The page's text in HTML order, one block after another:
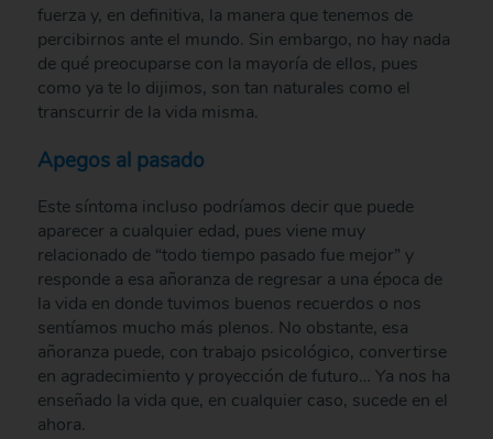
fuerza y, en definitiva, la manera que tenemos de
percibirnos ante el mundo. Sin embargo, no hay nada
de qué preocuparse con la mayoría de ellos, pues
como ya te lo dijimos, son tan naturales como el
transcurrir de la vida misma.
Apegos al pasado
Este síntoma incluso podríamos decir que puede
aparecer a cualquier edad, pues viene muy
relacionado de “todo tiempo pasado fue mejor” y
responde a esa añoranza de regresar a una época de
la vida en donde tuvimos buenos recuerdos o nos
sentíamos mucho más plenos. No obstante, esa
añoranza puede, con trabajo psicológico, convertirse
en agradecimiento y proyección de futuro… Ya nos ha
enseñado la vida que, en cualquier caso, sucede en el
ahora.